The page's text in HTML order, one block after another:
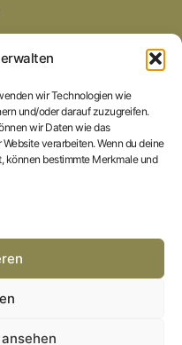
wir Technologien wie
und/oder darauf zuzugreifen.
wir Daten wie das
verarbeiten. Wenn du deine
können bestimmte Merkmale und